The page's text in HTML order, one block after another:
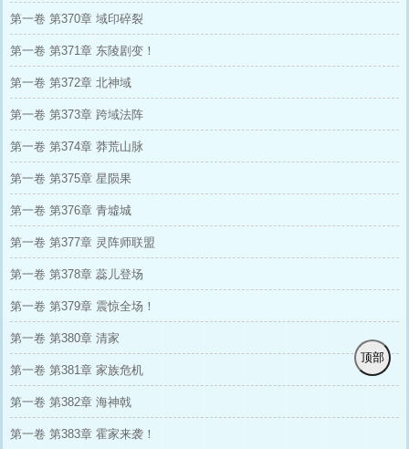
第一卷 第370章 域印碎裂
第一卷 第371章 东陵剧变！
第一卷 第372章 北神域
第一卷 第373章 跨域法阵
第一卷 第374章 莽荒山脉
第一卷 第375章 星陨果
第一卷 第376章 青墟城
第一卷 第377章 灵阵师联盟
第一卷 第378章 蕊儿登场
第一卷 第379章 震惊全场！
第一卷 第380章 清家
第一卷 第381章 家族危机
第一卷 第382章 海神戟
第一卷 第383章 霍家来袭！
顶部